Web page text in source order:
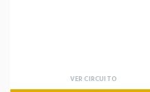
VER CIRCUITO